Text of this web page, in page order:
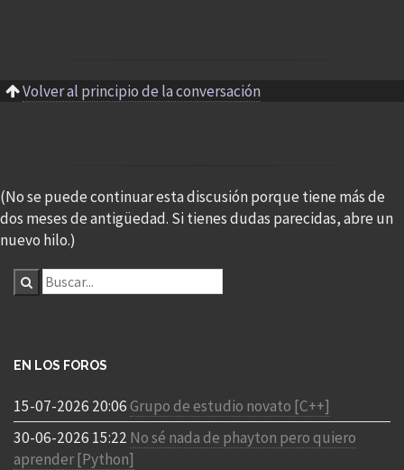
Volver al principio de la conversación
(No se puede continuar esta discusión porque tiene más de
dos meses de antigüedad. Si tienes dudas parecidas, abre un
nuevo hilo.)
EN LOS FOROS
15-07-2026 20:06Grupo de estudio novato [C++]
30-06-2026 15:22 No sé nada de phayton pero quiero
aprender [Python]